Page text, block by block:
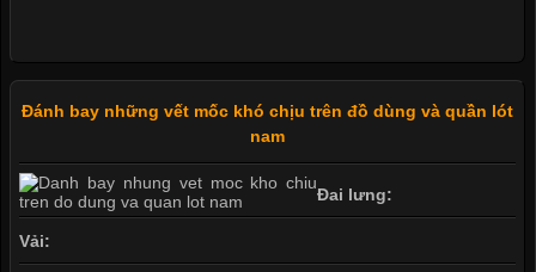
Đánh bay những vết mốc khó chịu trên đồ dùng và quần lót
nam
Đai lưng:
Vải: